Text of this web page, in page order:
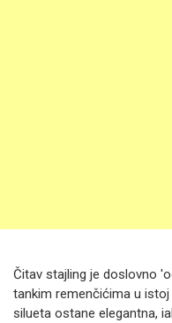
Čitav stajling je doslovno
tankim remenčićima u
silueta ostane elegantna,